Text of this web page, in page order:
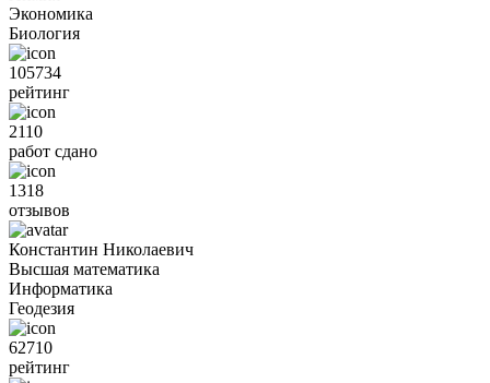
Экономика
Биология
105734
рейтинг
2110
работ сдано
1318
отзывов
Константин Николаевич
Высшая математика
Информатика
Геодезия
62710
рейтинг